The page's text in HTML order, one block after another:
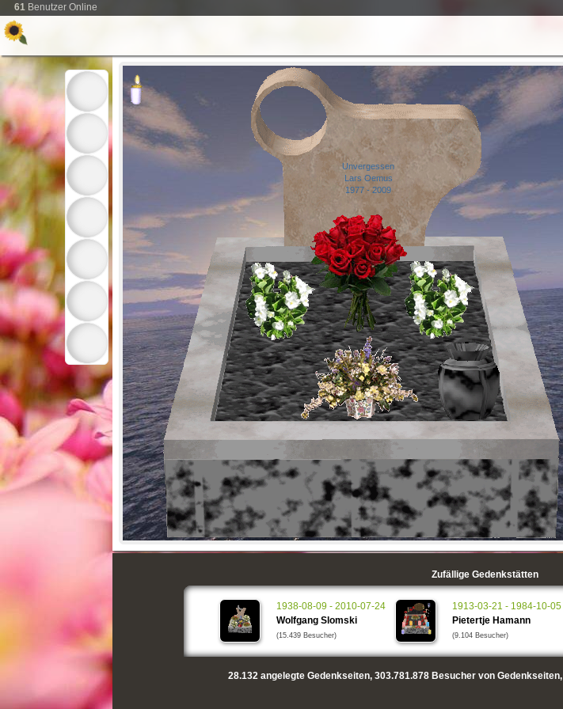
61 Benutzer Online
Unvergessen
Lars Oemus
1977 - 2009
Zufällige Gedenkstätten
1938-08-09 - 2010-07-24
Wolfgang Slomski
(15.439 Besucher)
1913-03-21 - 1984-10-05
Pietertje Hamann
(9.104 Besucher)
28.132angelegte Gedenkseiten, 303.781.878Besucher von Gedenkseiten,